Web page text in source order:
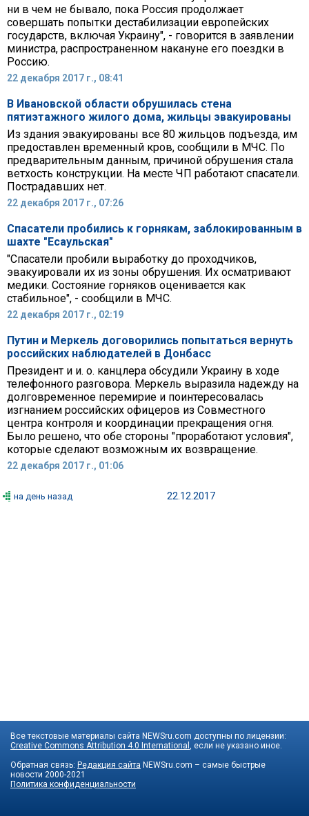
ни в чем не бывало, пока Россия продолжает
совершать попытки дестабилизации европейских
государств, включая Украину", - говорится в заявлении
министра, распространенном накануне его поездки в
Россию.
22 декабря 2017 г., 08:41
В Ивановской области обрушилась стена
пятиэтажного жилого дома, жильцы эвакуированы
Из здания эвакуированы все 80 жильцов подъезда, им
предоставлен временный кров, сообщили в МЧС. По
предварительным данным, причиной обрушения стала
ветхость конструкции. На месте ЧП работают спасатели.
Пострадавших нет.
22 декабря 2017 г., 07:26
Спасатели пробились к горнякам, заблокированным в
шахте "Есаульская"
"Спасатели пробили выработку до проходчиков,
эвакуировали их из зоны обрушения. Их осматривают
медики. Состояние горняков оценивается как
стабильное", - сообщили в МЧС.
22 декабря 2017 г., 02:19
Путин и Меркель договорились попытаться вернуть
российских наблюдателей в Донбасс
Президент и и. о. канцлера обсудили Украину в ходе
телефонного разговора. Меркель выразила надежду на
долговременное перемирие и поинтересовалась
изгнанием российских офицеров из Совместного
центра контроля и координации прекращения огня.
Было решено, что обе стороны "проработают условия",
которые сделают возможным их возвращение.
22 декабря 2017 г., 01:06
на день назад 22.12.2017
Все текстовые материалы сайта NEWSru.com доступны по лицензии:
Creative Commons Attribution 4.0 International , если не указано иное.
Обратная связь: Редакция сайта NEWSru.com – самые быстрые
новости 2000-2021
Политика конфиденциальности